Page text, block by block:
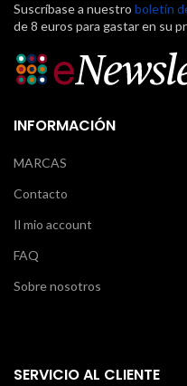
Suscríbase a nuestro boletín
de 8 euros para gastar en su
INFORMACIÓN
MARCAS
Contacto
Il mio account
FAQ
Sobre nosotros
SERVICIO AL CLIENTE